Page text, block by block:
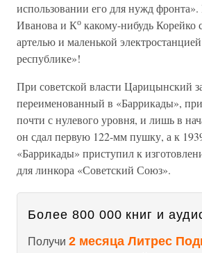
использовании его для нужд фронта».
Иванова и Ко какому-нибудь Корейко
артелью и маленькой
республике»!
При советской власти Царицынский
переименованный в «Баррикады»,
почти с нулевого уровня, и лишь в
он сдал первую 122-мм пушку, а к
«Баррикады» приступил к
для линкора «Советский Союз».
Более 800 000 книг и
Получи 2 месяца Литрес